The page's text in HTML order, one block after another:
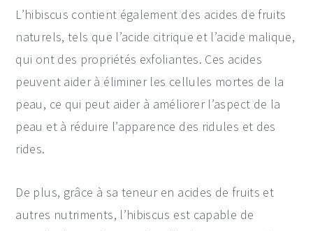
L’hibiscus contient également des acides de fruits
naturels, tels que l’acide citrique et l’acide malique,
qui ont des propriétés exfoliantes. Ces acides
peuvent aider à éliminer les cellules mortes de la
peau, ce qui peut aider à améliorer l’aspect de la
peau et à réduire l’apparence des ridules et des
rides.
De plus, grâce à sa teneur en acides de fruits et
autres nutriments, l’hibiscus est capable de